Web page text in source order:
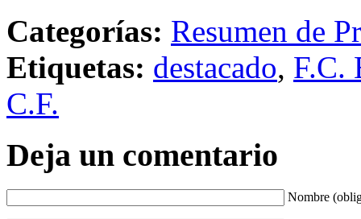
Categorías: Resumen de
Etiquetas: destacado, F.C.
C.F.
Deja un comentario
Nombre